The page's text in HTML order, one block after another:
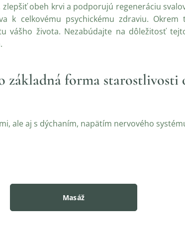
obeh krvi a podporujú regeneráciu
k celkovému psychickému zdraviu. Okrem
vášho života. Nezabúdajte na dôležitosť
základná forma starostlivosti
ale aj s dýchaním, napätím nervového
Masáž